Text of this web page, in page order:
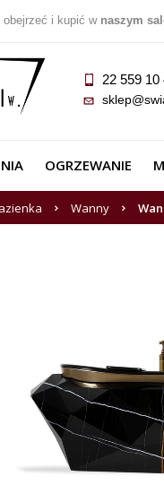
i kupić w naszym
22 559 10
OGRZEWANIE
Wanny